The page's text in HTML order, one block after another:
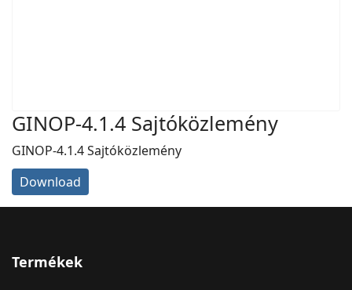
GINOP-4.1.4 Sajtóközlemény
GINOP-4.1.4 Sajtóközlemény
Download
Termékek